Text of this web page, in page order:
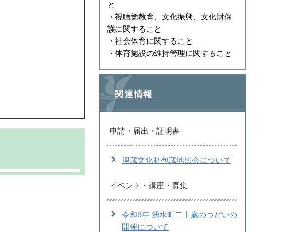
と
・視聴覚教育、文化振興、文化財保
護に関すること
・社会体育に関すること
・体育施設の維持管理に関すること
関連情報
申請・届出・証明書
埋蔵文化財包蔵地照会について
イベント・講座・募集
令和8年 湧水町二十歳のつどいの
開催について